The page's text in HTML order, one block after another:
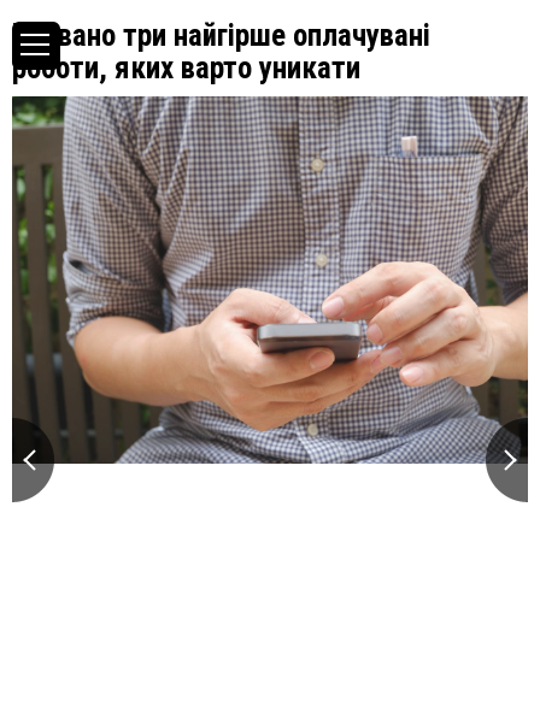
Названо три найгірше оплачувані
роботи, яких варто уникати